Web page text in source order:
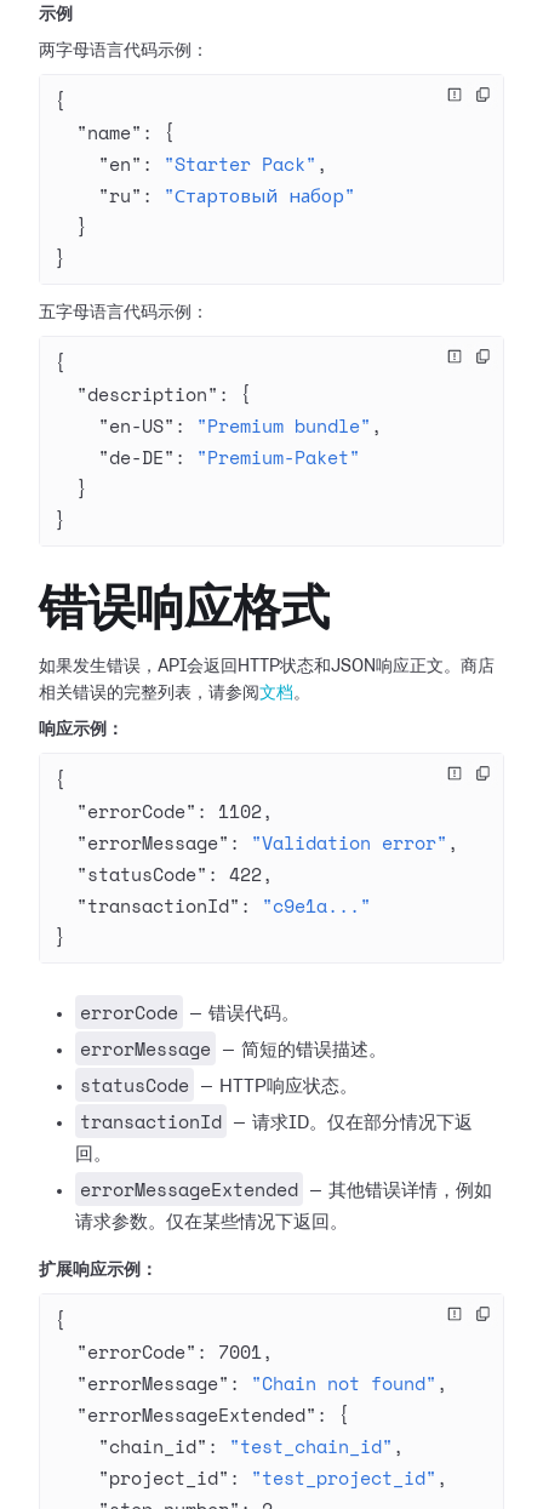
示例
两字母语言代码示例：
{
  "name"
: {
    "en"
: "Starter Pack" ,
    "ru"
: "Стартовый набор"
  }
}
五字母语言代码示例：
{
  "description"
: {
    "en-US"
: "Premium bundle" ,
    "de-DE"
: "Premium-Paket"
  }
}
错误响应格式
如果发生错误，API会返回HTTP状态和JSON响应正文。商店
相关错误的完整列表，请参阅 文档。
响应示例：
{
  "errorCode"
: 1102,
  "errorMessage"
: "Validation error" ,
  "statusCode"
: 422,
  "transactionId"
: "c9e1a..."
}
errorCode — 错误代码。
errorMessage — 简短的错误描述。
statusCode — HTTP响应状态。
transactionId
— 请求ID。仅在部分情况下返
回。
errorMessageExtended
— 其他错误详情，例如
请求参数。仅在某些情况下返回。
扩展响应示例：
{
  "errorCode"
: 7001,
  "errorMessage"
: "Chain not found" ,
  "errorMessageExtended"
: {
    "chain_id"
: "test_chain_id" ,
    "project_id"
: "test_project_id" ,